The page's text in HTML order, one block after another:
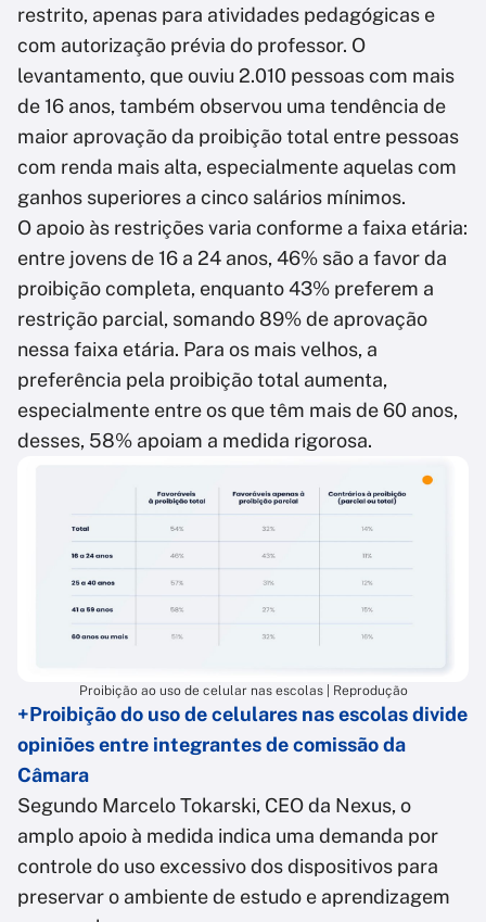
restrito, apenas para atividades pedagógicas e
com autorização prévia do professor​. O
levantamento, que ouviu 2.010 pessoas com mais
de 16 anos, também observou uma tendência de
maior aprovação da proibição total entre pessoas
com renda mais alta, especialmente aquelas com
ganhos superiores a cinco salários mínimos.
O apoio às restrições varia conforme a faixa etária:
entre jovens de 16 a 24 anos, 46% são a favor da
proibição completa, enquanto 43% preferem a
restrição parcial, somando 89% de aprovação
nessa faixa etária. Para os mais velhos, a
preferência pela proibição total aumenta,
especialmente entre os que têm mais de 60 anos,
desses, 58% apoiam a medida rigorosa.
Proibição ao uso de celular nas escolas | Reprodução
+Proibição do uso de celulares nas escolas divide
opiniões entre integrantes de comissão da
Câmara
Segundo Marcelo Tokarski, CEO da Nexus, o
amplo apoio à medida indica uma demanda por
controle do uso excessivo dos dispositivos para
preservar o ambiente de estudo e aprendizagem